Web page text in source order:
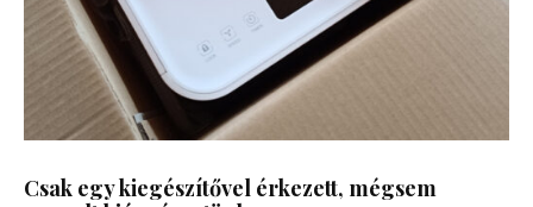
Csak egy kiegészítővel érkezett, mégsem